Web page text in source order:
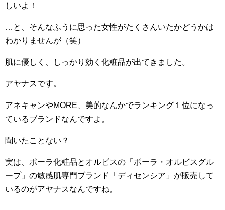
しいよ！
…と、そんなふうに思った女性がたくさんいたかどうかは
わかりませんが（笑）
肌に優しく、しっかり効く化粧品が出てきました。
アヤナスです。
アネキャンやMORE、美的なんかでランキング１位になっ
ているブランドなんですよ。
聞いたことない？
実は、ポーラ化粧品とオルビスの「ポーラ・オルビスグル
ープ」の敏感肌専門ブランド「ディセンシア」が販売して
いるのがアヤナスなんですね。